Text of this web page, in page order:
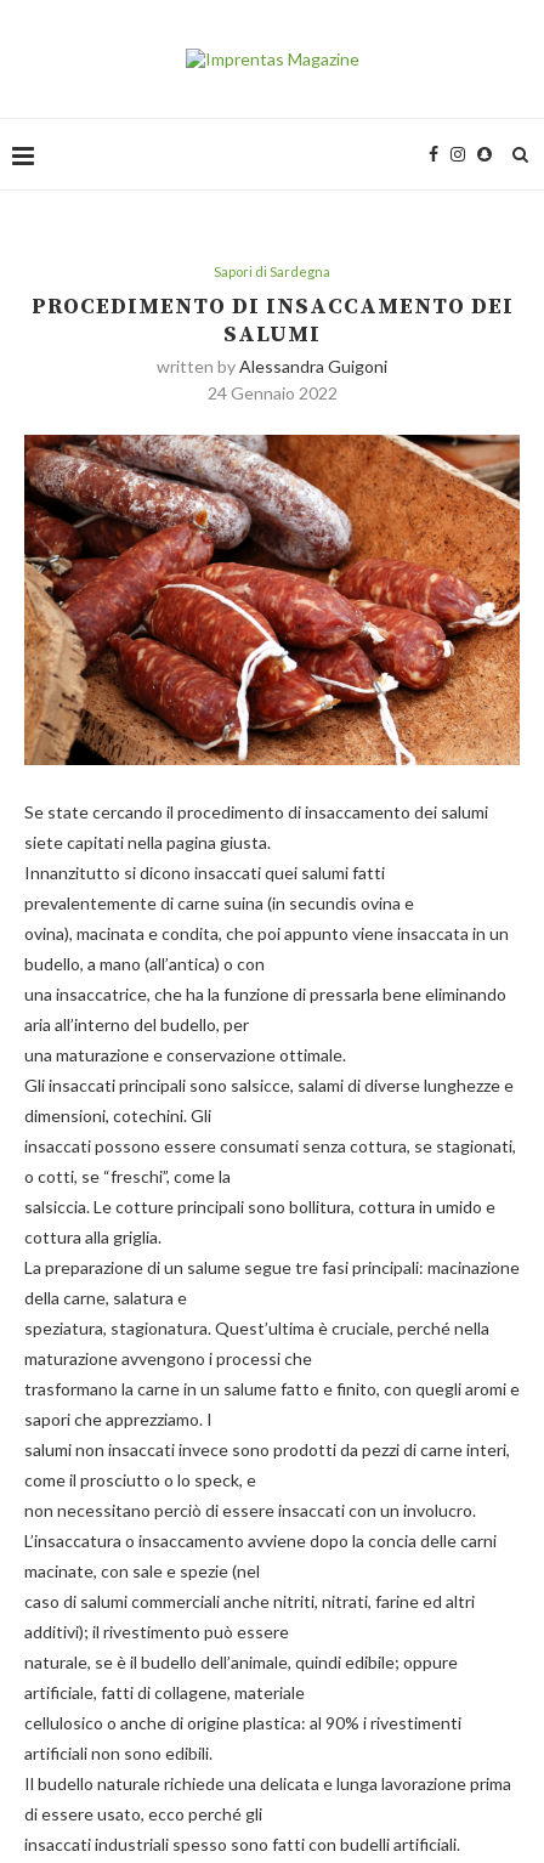
Sapori di Sardegna
PROCEDIMENTO DI INSACCAMENTO DEI
SALUMI
written byAlessandra Guigoni
24 Gennaio 2022
Se state cercando il procedimento di insaccamento dei salumi
siete capitati nella pagina giusta.
Innanzitutto si dicono insaccati quei salumi fatti
prevalentemente di carne suina (in secundis ovina e
ovina), macinata e condita, che poi appunto viene insaccata in un
budello, a mano (all’antica) o con
una insaccatrice, che ha la funzione di pressarla bene eliminando
aria all’interno del budello, per
una maturazione e conservazione ottimale.
Gli insaccati principali sono salsicce, salami di diverse lunghezze e
dimensioni, cotechini. Gli
insaccati possono essere consumati senza cottura, se stagionati,
o cotti, se “freschi”, come la
salsiccia. Le cotture principali sono bollitura, cottura in umido e
cottura alla griglia.
La preparazione di un salume segue tre fasi principali: macinazione
della carne, salatura e
speziatura, stagionatura. Quest’ultima è cruciale, perché nella
maturazione avvengono i processi che
trasformano la carne in un salume fatto e finito, con quegli aromi e
sapori che apprezziamo. I
salumi non insaccati invece sono prodotti da pezzi di carne interi,
come il prosciutto o lo speck, e
non necessitano perciò di essere insaccati con un involucro.
L’insaccatura o insaccamento avviene dopo la concia delle carni
macinate, con sale e spezie (nel
caso di salumi commerciali anche nitriti, nitrati, farine ed altri
additivi); il rivestimento può essere
naturale, se è il budello dell’animale, quindi edibile; oppure
artificiale, fatti di collagene, materiale
cellulosico o anche di origine plastica: al 90% i rivestimenti
artificiali non sono edibili.
Il budello naturale richiede una delicata e lunga lavorazione prima
di essere usato, ecco perché gli
insaccati industriali spesso sono fatti con budelli artificiali.